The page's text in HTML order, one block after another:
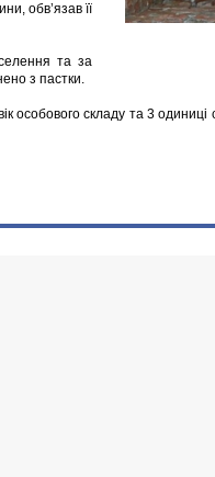
обв’язав її
та за
з пастки.
особового складу та 3 одиниці